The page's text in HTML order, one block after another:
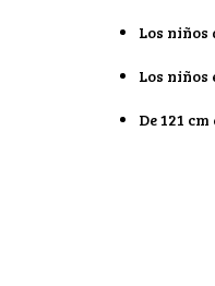
Los niños
Los niños
De 121